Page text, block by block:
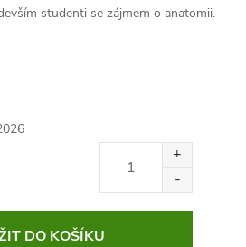
studenti se zájmem o anatomii.
DO KOŠÍKU